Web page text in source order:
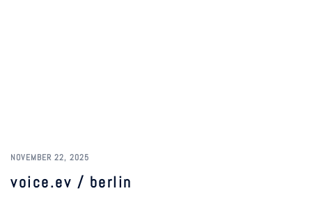
NOVEMBER 22, 2025
voice.ev / berlin